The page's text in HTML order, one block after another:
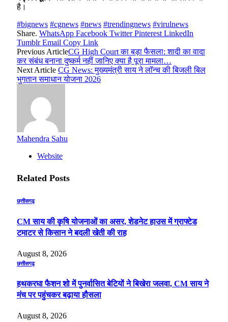
है।
#bignews #cgnews #news #trendingnews #virulnews
Share. WhatsApp Facebook Twitter Pinterest LinkedIn
Tumblr Email Copy Link
Previous ArticleCG High Court का बड़ा फैसला: शादी का वादा
कर संबंध बनाना दुष्कर्म नहीं जानिए क्या है पूरा मामला…
Next Article CG News: मुख्यमंत्री साय ने लॉन्च की बिजली बिल
भुगतान समाधान योजना 2026
Mahendra Sahu
Website
Related Posts
छत्तीसगढ़
CM साय की कृषि योजनाओं का असर, शेडनेट हाउस में ग्राफ्टेड
टमाटर से किसान ने बदली खेती की राह
August 8, 2026
छत्तीसगढ़
हथकरघा फैशन शो में पुनर्वासित बेटियों ने बिखेरा जलवा, CM साय ने
मंच पर पहुंचकर बढ़ाया हौसला
August 8, 2026